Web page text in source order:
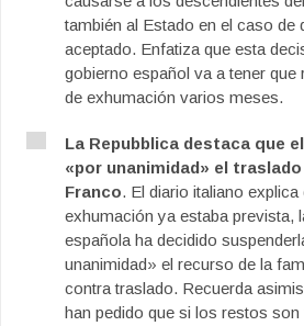
también al Estado en el caso de
aceptado. Enfatiza que esta
gobierno español va a tener que
de exhumación varios meses.
La Repubblica destaca que
«por unanimidad» el
Franco. El diario italiano explica
exhumación ya estaba prevista,
española ha decidido
unanimidad» el recurso de la
contra traslado. Recuerda
han pedido que si los restos son